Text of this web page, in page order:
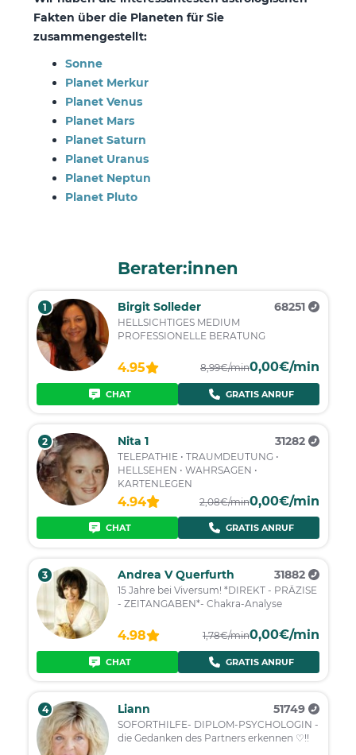
Fakten über die Planeten für Sie
zusammengestellt:
Sonne
Planet Merkur
Planet Venus
Planet Mars
Planet Saturn
Planet Uranus
Planet Neptun
Planet Pluto
Berater:innen
1 Birgit Solleder 68251
HELLSICHTIGES MEDIUM
PROFESSIONELLE BERATUNG
4.95 8,99€/min0,00€/min
CHAT GRATIS ANRUF
2 Nita 1 31282
TELEPATHIE • TRAUMDEUTUNG •
HELLSEHEN • WAHRSAGEN •
KARTENLEGEN
4.94 2,08€/min0,00€/min
CHAT GRATIS ANRUF
3 Andrea V Querfurth 31882
15 Jahre bei Viversum! *DIREKT - PRÄZISE
- ZEITANGABEN*- Chakra-Analyse
4.98 1,78€/min0,00€/min
CHAT GRATIS ANRUF
4 Liann 51749
SOFORTHILFE- DIPLOM-PSYCHOLOGIN -
die Gedanken des Partners erkennen ♡!!